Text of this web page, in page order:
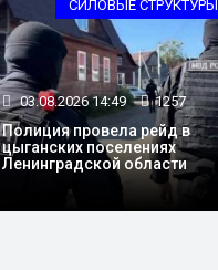
СИЛОВЫЕ СТРУКТУРЫ
03.08.2026 14:49 1257
Полиция провела рейд в
цыганских поселениях
Ленинградской области